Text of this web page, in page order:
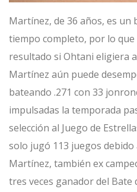
Martínez, de 36 años, es un
tiempo completo, por lo
resultado si Ohtani eligiera
Martínez aún puede
bateando .271 con 33
impulsadas la temporada
selección al Juego de
solo jugó 113 juegos debido
Martínez, también ex
tres veces ganador del